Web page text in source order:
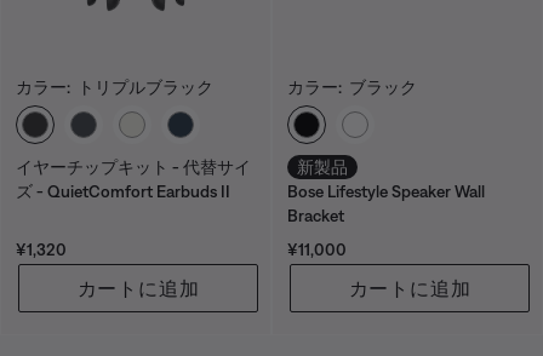
カラー: トリプルブラック
カラーの選択
イヤーチップキット - 代替サイ
ズ - QuietComfort Earbuds II
価格:
¥1,320
カートに追加
カラー: ブラック
カラーの選択
新製品
Bose Lifestyle Speaker Wall
Bracket
価格:
¥11,000
カートに追加